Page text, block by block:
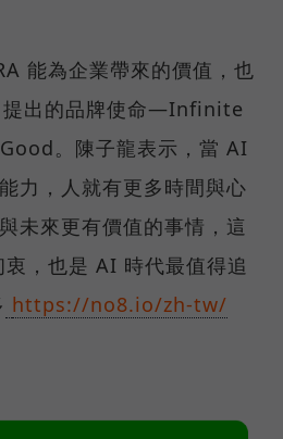
能為企業帶來的價值，也
提出的品牌使命—Infinite
。陳子龍表示，當 AI
力，人就有更多時間與心
未來更有價值的事情，這
，也是 AI 時代最值得追
https://no8.io/zh-tw/